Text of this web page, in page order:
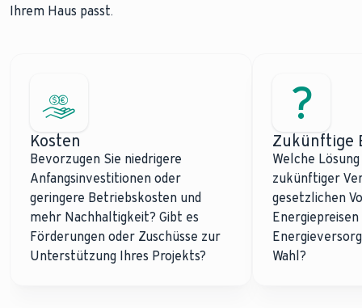
Ihrem Haus passt.
Kosten
Bevorzugen Sie niedrigere
Anfangsinvestitionen oder
geringere Betriebskosten und
mehr Nachhaltigkeit? Gibt es
Förderungen oder Zuschüsse zur
Unterstützung Ihres Projekts?
Zukünftige
Welche
zukünftiger
gesetzlichen
Wahl?